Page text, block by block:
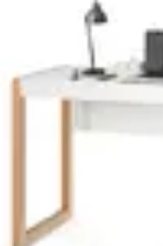
Fournitures ScolairesOrganisation
Éducation
Top Fournitures